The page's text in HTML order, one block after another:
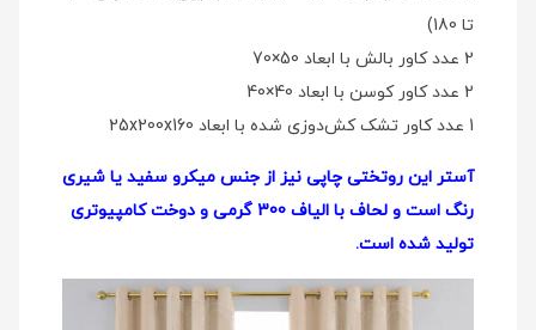
تا 180)
2 عدد کاور بالش با ابعاد 50×70
2 عدد کاور کوسن با ابعاد 40×40
1 عدد کاور تشک کش‌دوزی شده با ابعاد 25x200x160
آستر این روتختی چاپی نیز از جنس میکرو سفید یا شیری
رنگ است و لحاف با الیاف 300 گرمی و دوخت کامپیوتری
تولید شده است.